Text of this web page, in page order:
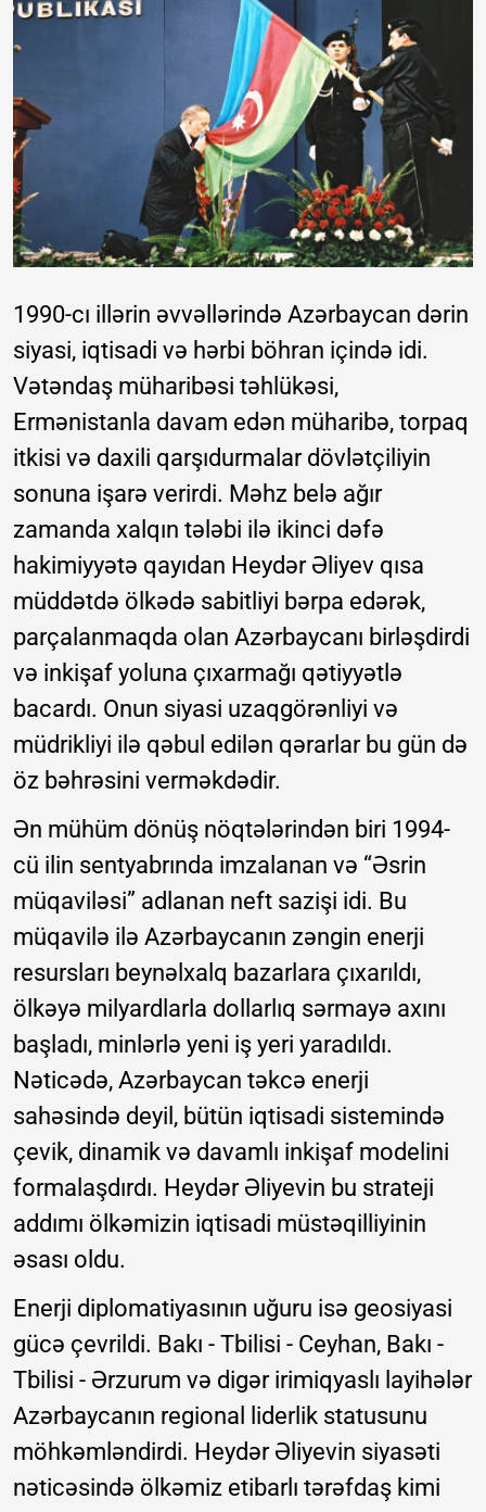
1990-cı illərin əvvəllərində Azərbaycan dərin
siyasi, iqtisadi və hərbi böhran içində idi.
Vətəndaş müharibəsi təhlükəsi,
Ermənistanla davam edən müharibə, torpaq
itkisi və daxili qarşıdurmalar dövlətçiliyin
sonuna işarə verirdi. Məhz belə ağır
zamanda xalqın tələbi ilə ikinci dəfə
hakimiyyətə qayıdan Heydər Əliyev qısa
müddətdə ölkədə sabitliyi bərpa edərək,
parçalanmaqda olan Azərbaycanı birləşdirdi
və inkişaf yoluna çıxarmağı qətiyyətlə
bacardı. Onun siyasi uzaqgörənliyi və
müdrikliyi ilə qəbul edilən qərarlar bu gün də
öz bəhrəsini verməkdədir.
Ən mühüm dönüş nöqtələrindən biri 1994-
cü ilin sentyabrında imzalanan və “Əsrin
müqaviləsi” adlanan neft sazişi idi. Bu
müqavilə ilə Azərbaycanın zəngin enerji
resursları beynəlxalq bazarlara çıxarıldı,
ölkəyə milyardlarla dollarlıq sərmayə axını
başladı, minlərlə yeni iş yeri yaradıldı.
Nəticədə, Azərbaycan təkcə enerji
sahəsində deyil, bütün iqtisadi sistemində
çevik, dinamik və davamlı inkişaf modelini
formalaşdırdı. Heydər Əliyevin bu strateji
addımı ölkəmizin iqtisadi müstəqilliyinin
əsası oldu.
Enerji diplomatiyasının uğuru isə geosiyasi
gücə çevrildi. Bakı - Tbilisi - Ceyhan, Bakı -
Tbilisi - Ərzurum və digər irimiqyaslı layihələr
Azərbaycanın regional liderlik statusunu
möhkəmləndirdi. Heydər Əliyevin siyasəti
nəticəsində ölkəmiz etibarlı tərəfdaş kimi